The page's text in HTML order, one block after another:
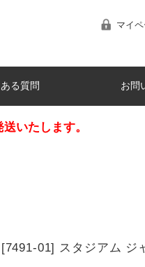
マイ
る質問 お問
いたします。
01] スタジアム ジ